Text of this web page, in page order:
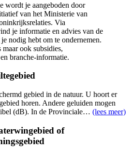
wordt je aangeboden door
van het Ministerie van
Via
je informatie en advies van de
nodig hebt om te ondernemen.
ook subsidies,
branche-informatie.
gebied in de natuur. U hoort er
horen. Andere geluiden mogen
(dB). In de Provinciale… (lees meer)
of